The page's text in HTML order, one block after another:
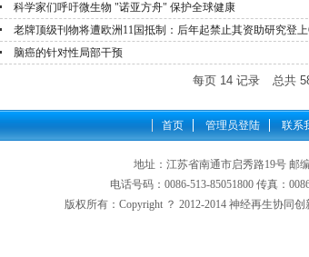
科学家们呼吁微生物 "诺亚方舟" 保护全球健康
老牌顶级刊物将遭欧洲11国抵制：后年起禁止其资助研究登上
脑癌的针对性局部干预
每页 14 记录 总共
首页 管理员登陆 联系
地址：江苏省南通市启秀路19号 邮
电话号码：0086-513-85051800 传真：
版权所有：Copyright ？ 2012-2014 神经再生协同创